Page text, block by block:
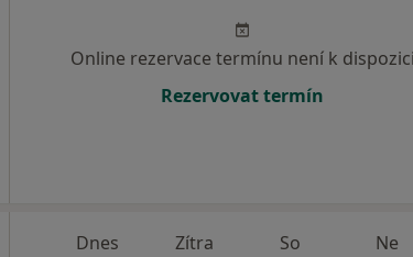
Online rezervace termínu není k dispozici
Rezervovat termín
Dnes Zítra So Ne